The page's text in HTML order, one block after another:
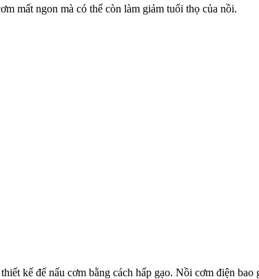
mất ngon mà có thể còn làm giảm tuổi thọ của nồi.
kế để nấu cơm bằng cách hấp gạo. Nồi cơm điện